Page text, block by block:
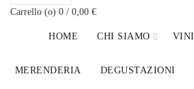
Carrello (o) 0 / 0,00 €
HOME CHI SIAMO VINI
MERENDERIA DEGUSTAZIONI